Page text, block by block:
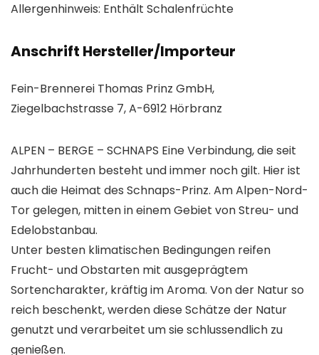
Allergenhinweis: Enthält Schalenfrüchte
Anschrift Hersteller/Importeur
Fein-Brennerei Thomas Prinz GmbH,
Ziegelbachstrasse 7, A-6912 Hörbranz
ALPEN – BERGE – SCHNAPS Eine Verbindung, die seit
Jahrhunderten besteht und immer noch gilt. Hier ist
auch die Heimat des Schnaps-Prinz. Am Alpen-Nord-
Tor gelegen, mitten in einem Gebiet von Streu- und
Edelobstanbau.
Unter besten klimatischen Bedingungen reifen
Frucht- und Obstarten mit ausgeprägtem
Sortencharakter, kräftig im Aroma. Von der Natur so
reich beschenkt, werden diese Schätze der Natur
genutzt und verarbeitet um sie schlussendlich zu
genießen.